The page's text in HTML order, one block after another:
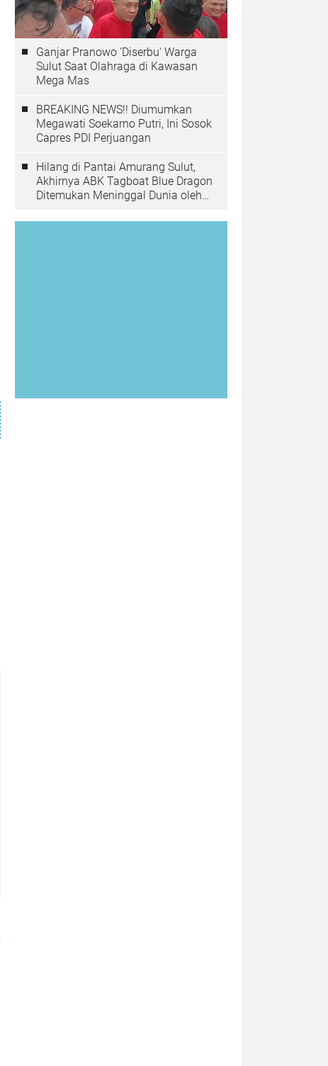
Ganjar Pranowo 'Diserbu' Warga
Sulut Saat Olahraga di Kawasan
Mega Mas
BREAKING NEWS!! Diumumkan
Megawati Soekarno Putri, Ini Sosok
Capres PDI Perjuangan
Hilang di Pantai Amurang Sulut,
Akhirnya ABK Tagboat Blue Dragon
Ditemukan Meninggal Dunia oleh